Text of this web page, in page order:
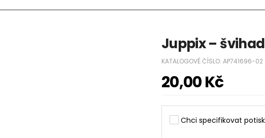
Juppix –
KATALOGOVÉ ČÍSLO: AP741696-02
20,00Kč
Chci specifikovat potisk